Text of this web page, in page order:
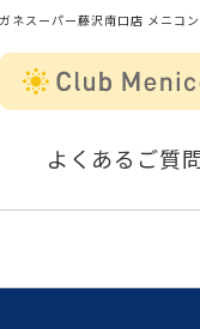
ネスーパー藤沢南口店 メニコ
よくあるご質